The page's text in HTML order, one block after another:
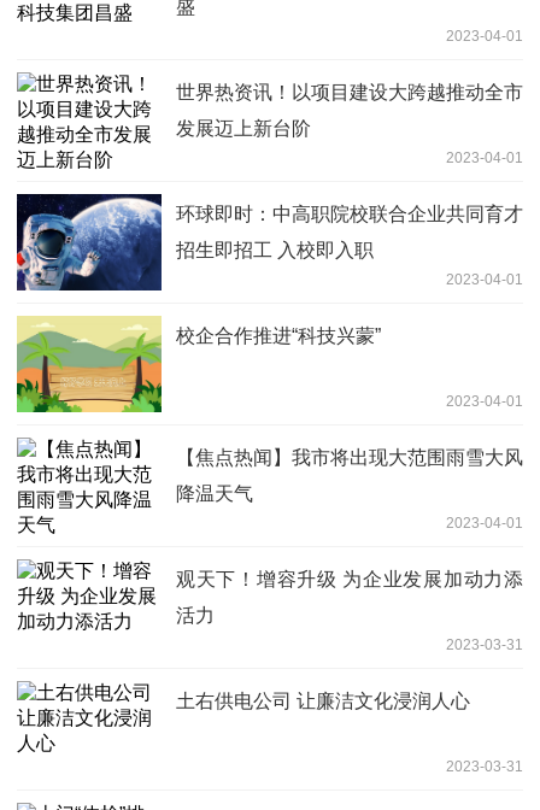
盛
2023-04-01
世界热资讯！​以项目建设大跨越推动全市
发展迈上新台阶
2023-04-01
环球即时：中高职院校联合企业共同育才
招生即招工 入校即入职
2023-04-01
校企合作推进“科技兴蒙”
2023-04-01
【焦点热闻】我市将出现大范围雨雪大风
降温天气
2023-04-01
观天下！增容升级 为企业发展加动力添
活力
2023-03-31
土右供电公司 让廉洁文化浸润人心
2023-03-31